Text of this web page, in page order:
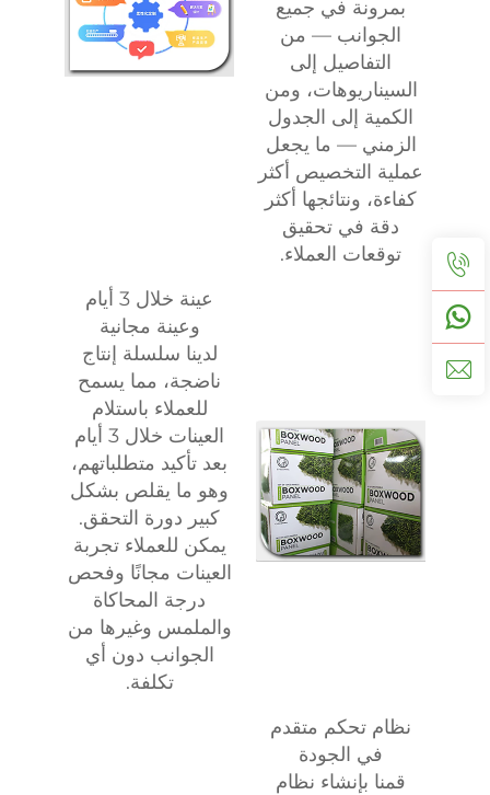
بمرونة في جميع
الجوانب — من
التفاصيل إلى
السيناريوهات، ومن
الكمية إلى الجدول
الزمني — ما يجعل
عملية التخصيص أكثر
كفاءة، ونتائجها أكثر
دقة في تحقيق
توقعات العملاء.
عينة خلال 3 أيام
وعينة مجانية
لدينا سلسلة إنتاج
ناضجة، مما يسمح
للعملاء باستلام
العينات خلال 3 أيام
بعد تأكيد متطلباتهم،
وهو ما يقلص بشكل
كبير دورة التحقق.
يمكن للعملاء تجربة
العينات مجانًا وفحص
درجة المحاكاة
والملمس وغيرها من
الجوانب دون أي
تكلفة.
نظام تحكم متقدم
في الجودة
قمنا بإنشاء نظام